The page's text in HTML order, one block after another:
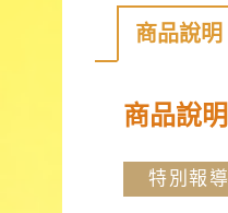
商品說明
商品說明
特別報導